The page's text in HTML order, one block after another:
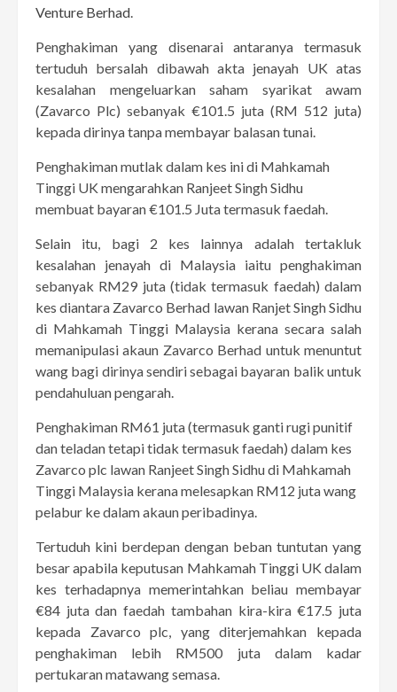
Venture Berhad.
Penghakiman yang disenarai antaranya termasuk
tertuduh bersalah dibawah akta jenayah UK atas
kesalahan mengeluarkan saham syarikat awam
(Zavarco Plc) sebanyak €101.5 juta (RM 512 juta)
kepada dirinya tanpa membayar balasan tunai.
Penghakiman mutlak dalam kes ini di Mahkamah
Tinggi UK mengarahkan Ranjeet Singh Sidhu
membuat bayaran €101.5 Juta termasuk faedah.
Selain itu, bagi 2 kes lainnya adalah tertakluk
kesalahan jenayah di Malaysia iaitu penghakiman
sebanyak RM29 juta (tidak termasuk faedah) dalam
kes diantara Zavarco Berhad lawan Ranjet Singh Sidhu
di Mahkamah Tinggi Malaysia kerana secara salah
memanipulasi akaun Zavarco Berhad untuk menuntut
wang bagi dirinya sendiri sebagai bayaran balik untuk
pendahuluan pengarah.
Penghakiman RM61 juta (termasuk ganti rugi punitif
dan teladan tetapi tidak termasuk faedah) dalam kes
Zavarco plc lawan Ranjeet Singh Sidhu di Mahkamah
Tinggi Malaysia kerana melesapkan RM12 juta wang
pelabur ke dalam akaun peribadinya.
Tertuduh kini berdepan dengan beban tuntutan yang
besar apabila keputusan Mahkamah Tinggi UK dalam
kes terhadapnya memerintahkan beliau membayar
€84 juta dan faedah tambahan kira-kira €17.5 juta
kepada Zavarco plc, yang diterjemahkan kepada
penghakiman lebih RM500 juta dalam kadar
pertukaran matawang semasa.